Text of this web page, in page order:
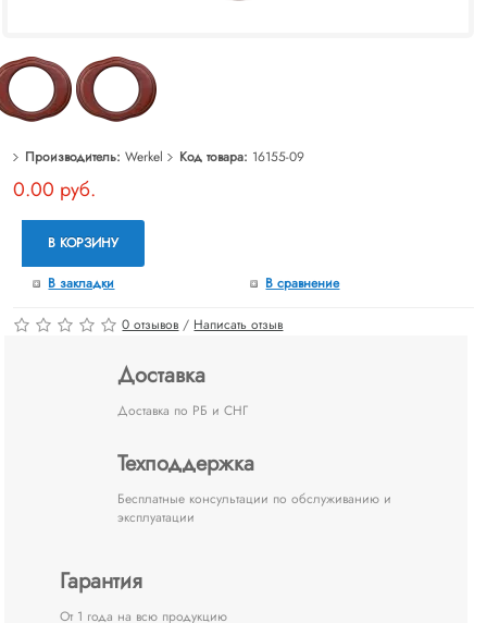
Производитель: Werkel Код товара: 16155-09
0.00 руб.
В КОРЗИНУ
В закладки В сравнение
0 отзывов / Написать отзыв
Доставка
Доставка по РБ и СНГ
Техподдержка
Бесплатные консультации по обслуживанию и
эксплуатации
Гарантия
От 1 года на всю продукцию